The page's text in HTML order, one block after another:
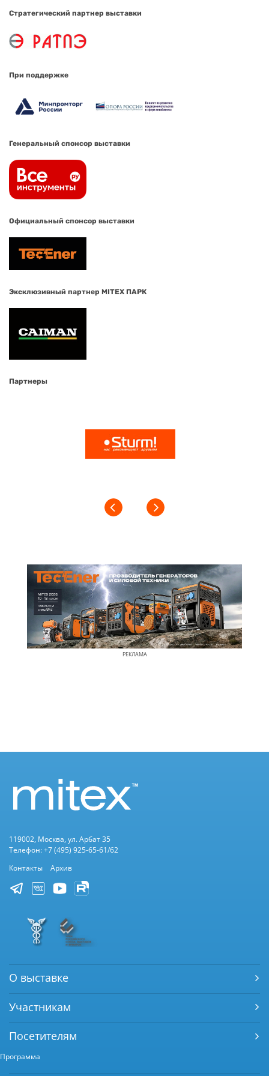
Стратегический партнер выставки
При поддержке
Генеральный спонсор выставки
Официальный спонсор выставки
Эксклюзивный партнер MITEX ПАРК
Партнеры
РЕКЛАМА
119002, Москва, ул. Арбат 35
Телефон: +7 (495) 925-65-61/62
Контакты
Архив
О выставке
Участникам
Посетителям
Программа